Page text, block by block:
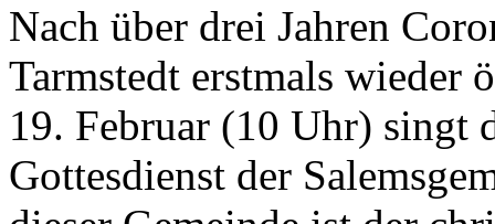
Nach über drei Jahren
Tarmstedt erstmals wieder
19. Februar (10 Uhr) singt
Gottesdienst der